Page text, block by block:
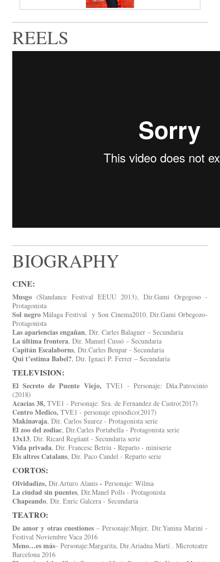
REELS
BIOGRAPHY
CINE:
Musgo (Slandance Festival EEUU 2013), Dir.Gami Orgegoso -
Protagonista
Sol negroMálaga Festival y Son Cinema2010. Dir.Gami Orbegozo-
Protagonista
Lasapariencias engañan, Dir. Carles Balaguer – Secundaria
La última frontera, Dir. Manuel Cussó – Secundaria
Capitán Escalaborns, Dir.Carles Benpar - Secundaria
Qui t’estima Babel?, Dir. Ignaci P. Ferrer – Secundaria
TELEVISION:
El Secreto de Puente Viejo, TVE1 - Personaje: Dña.Patrocinio
(2018)
Acacias 38, TVE1 - Personaje: Sra. de Fernandez de Castro(2017)
Centro Medico, TVE1 - personaje episodico(2017)
Makinavaja, Dir. Carlos Suarez - Protagonista serie
El zoo del zodiac, Dir.Carles Portabella - Protagonista serie
13x13, Dir. Ricard Regüant - Secundaria serie
Vida privada, Dir. Francesc Betriu - Reparto - miniserie
Els altres Catalans, Dir. Paco Candel - Reparto serie
CORTOS:
Olvidadizo, Dir.Arturo Alanis - Personaje: Wilma
La ciudad sin puentes, Dir.Manel Polls - Protagonista
Chapeando, Dir. Enric Galcera - Secundaria
TEATRO:
De amor y otras cuestiones– Personaje:Mujer, Dir.Yanina Marini -
Festival Noviembre Vaca 2016
Meno…es más– Personaje:Margarita, Dir.Ariadna Martí . Microteatre
Barcelona 2016